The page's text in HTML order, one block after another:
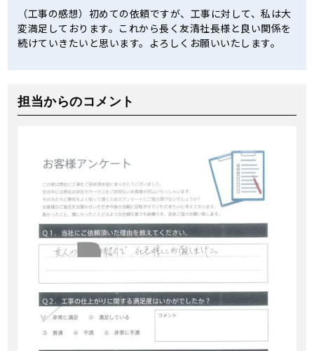
（工事の感想）初めての依頼ですが、工事に対して、私は大
変満足しております。これから長く友清社長様と良い関係を
続けていきたいと思います。よろしくお願いいたします。
担当からのコメント